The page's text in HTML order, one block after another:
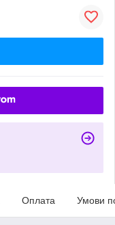
Оплата Умови